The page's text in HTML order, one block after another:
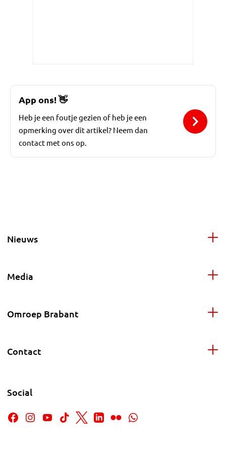
App ons!👋
Heb je een foutje gezien of heb je een
opmerking over dit artikel? Neem dan
contact met ons op.
Nieuws
Media
Omroep Brabant
Contact
Social